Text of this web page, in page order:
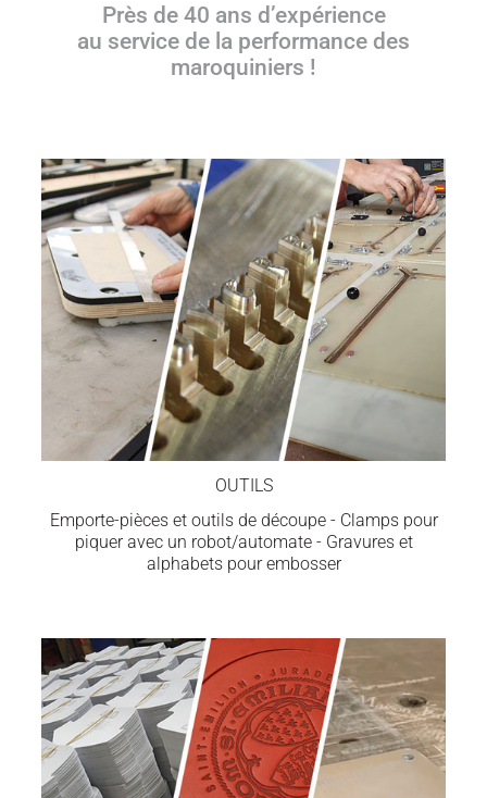
Près de 40 ans d’expérience
au service de la performance des
maroquiniers !
OUTILS
Emporte-pièces et outils de découpe - Clamps pour
piquer avec un robot/automate - Gravures et
alphabets pour embosser